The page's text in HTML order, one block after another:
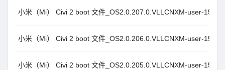
小米（Mi） Civi 2 boot 文件_OS2.0.207.0.VLLCNXM-user-15.0
小米（Mi） Civi 2 boot 文件_OS2.0.206.0.VLLCNXM-user-15.0
小米（Mi） Civi 2 boot 文件_OS2.0.205.0.VLLCNXM-user-15.0